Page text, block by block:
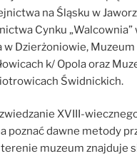
na Śląsku w
Cynku „Walcownia”
w Dzierżoniowie,
k/ Opola oraz
Świdnickich.
XVIII-
poznać dawne metody
muzeum znajduje